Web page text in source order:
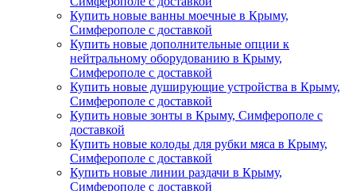
Купить новые ванны моечные в Крыму,
Симферополе с доставкой
Купить новые дополнительные опции к
нейтральному оборудованию в Крыму,
Симферополе с доставкой
Купить новые душирующие устройства в Крыму,
Симферополе с доставкой
Купить новые зонты в Крыму, Симферополе с
доставкой
Купить новые колоды для рубки мяса в Крыму,
Симферополе с доставкой
Купить новые линии раздачи в Крыму,
Симферополе с доставкой